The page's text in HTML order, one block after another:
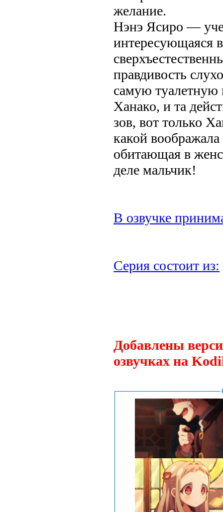
желание.
Нэнэ Ясиро —
интересующаяся
правдивость
самую туалетную
Ханако, и та
зов, вот только
какой
обитающая в
деле мальчик!
В озвучке
Серия состоит из:
Добавлены
озвучках на